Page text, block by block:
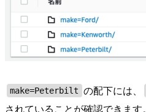
make=Peterbilt の配下には、
されていることが確認できます。